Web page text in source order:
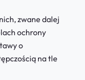
zwane dalej
ochrony
o
na tle